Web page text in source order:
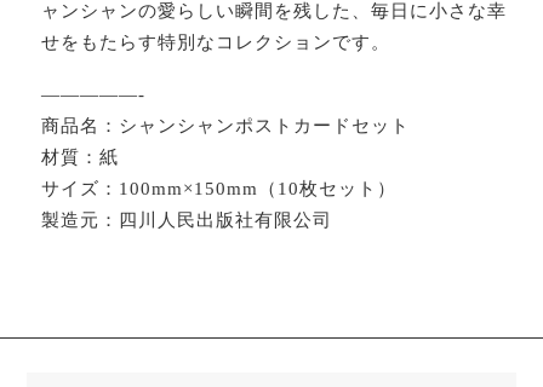
ャンシャンの愛らしい瞬間を残した、毎日に小さな幸
せをもたらす特別なコレクションです。
—————-
商品名：シャンシャンポストカードセット
材質：紙
サイズ：100mm×150mm（10枚セット）
製造元：四川人民出版社有限公司